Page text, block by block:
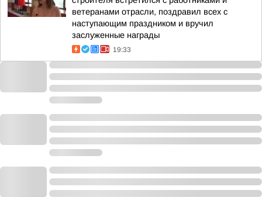
ветеранами отрасли, поздравил всех с
наступающим праздником и вручил
заслуженные награды
19:33